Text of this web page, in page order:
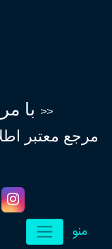
<< با
مرجع معتبر
منو